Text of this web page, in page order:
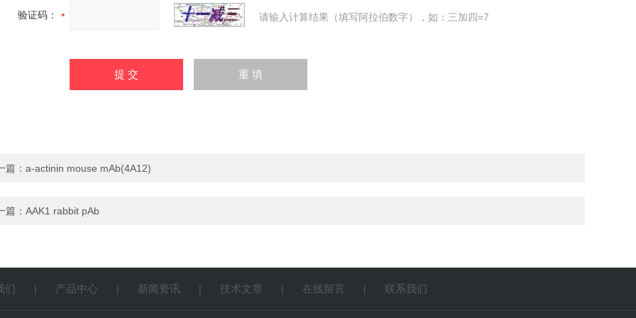
验证码： 请输入计算结果（填写阿拉伯数字），如：三加四=7
篇： a-actinin mouse mAb(4A12)
篇： AAK1 rabbit pAb
们 | 产品中心 | 新闻资讯 | 技术文章 | 在线留言 | 联系我们